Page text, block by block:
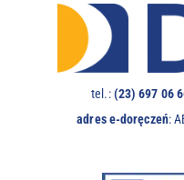
tel.:(23) 697
adres e-doręczeń: